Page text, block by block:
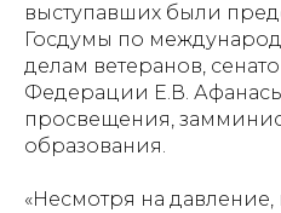
выступавших были
Госдумы по
делам ветеранов,
Федерации Е.В.
просвещения,
образования.
«Несмотря на